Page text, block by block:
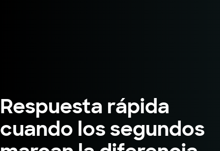
Respuesta rápida
cuando los segundos